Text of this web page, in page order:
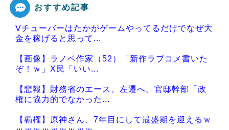
Powered by livedoor 相互RSS
おすすめ記事
Vチューバーはたかがゲームやってるだけでなぜ大
金を稼げると思って...
【画像】ラノベ作家（52）「新作ラブコメ書いた
ぞ！ｗ」X民「いい...
【悲報】財務省のエース、左遷へ。官邸幹部「政
権に協力的でなかった...
【覇権】原神さん、7年目にして最盛期を迎えるｗ